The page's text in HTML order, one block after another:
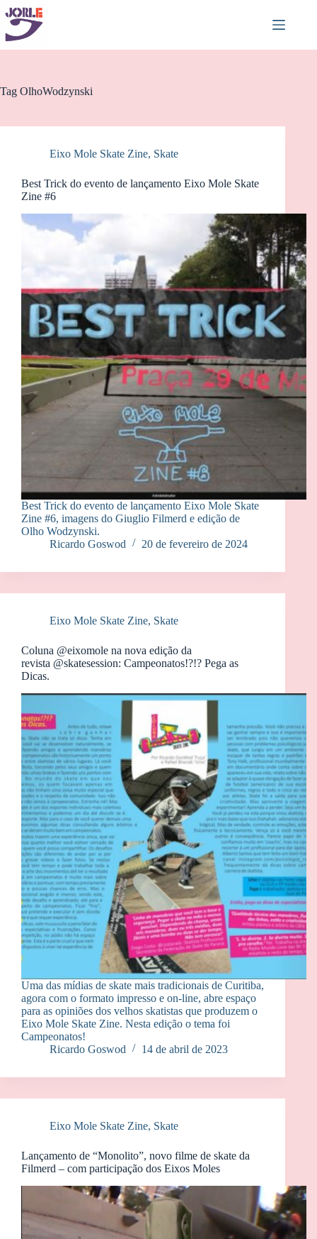
Pular
para
conteúdo
Tag OlhoWodzynski
Eixo Mole Skate Zine, Skate
Best Trick do evento de lançamento Eixo Mole Skate
Zine #6
Best Trick do evento de lançamento Eixo Mole Skate
Zine #6, imagens do Giuglio Filmerd e edição de
Olho Wodzynski.
Ricardo Goswod
20 de fevereiro de 2024
Eixo Mole Skate Zine, Skate
Coluna @eixomole na nova edição da
revista @skatesession: Campeonatos!?!? Pega as
Dicas.
Uma das mídias de skate mais tradicionais de Curitiba,
agora com o formato impresso e on-line, abre espaço
para as opiniões dos velhos skatistas que produzem o
Eixo Mole Skate Zine. Nesta edição o tema foi
Campeonatos!
Ricardo Goswod
14 de abril de 2023
Eixo Mole Skate Zine, Skate
Lançamento de “Monolito”, novo filme de skate da
Filmerd – com participação dos Eixos Moles